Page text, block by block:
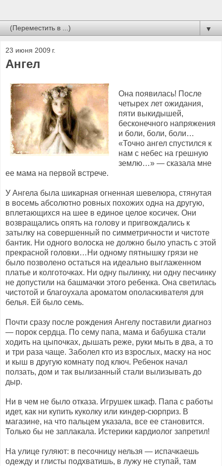
▼
23 июня 2009 г.
Ангел
Она появилась! После
четырех лет ожидания,
пяти выкидышей,
бесконечного напряжения
и боли, боли, боли…
«Точно ангел спустился к
нам с небес на грешную
землю…» — сказала мне
ее мама на первой встрече.
У Ангела была шикарная огненная шевелюра, стянутая
в восемь абсолютно ровных похожих одна на другую,
вплетающихся на шее в единое целое косичек. Они
возвращались опять на голову и пригвождались к
затылку на совершенный по симметричности и чистоте
бантик. Ни одного волоска не должно было упасть с этой
прекрасной головки…Ни одному пятнышку грязи не
было позволено остаться на идеально выглаженном
платье и колготочках. Ни одну пылинку, ни одну песчинку
не допустили на башмачки этого ребенка. Она светилась
чистотой и благоухала ароматом ополаскивателя для
белья. Ей было семь.
Почти сразу после рождения Ангелу поставили диагноз
— порок сердца. По сему папа, мама и бабушка стали
ходить на цыпочках, дышать реже, руки мыть в два, а то
и три раза чаще. Заболел кто из взрослых, маску на нос
и кыш в другую комнату под ключ. Ребенок начал
ползать, дом и так вылизанный стали вылизывать до
дыр.
Ни в чем не было отказа. Игрушек шкаф. Папа с работы
идет, как ни купить куколку или киндер-сюрприз. В
магазине, на что пальцем указала, все ее становится.
Только бы не заплакала. Истерики кардиолог запретил!
На улице гуляют: в песочницу нельзя — испачкаешь
одежду и глисты подхватишь, в лужу не ступай, там